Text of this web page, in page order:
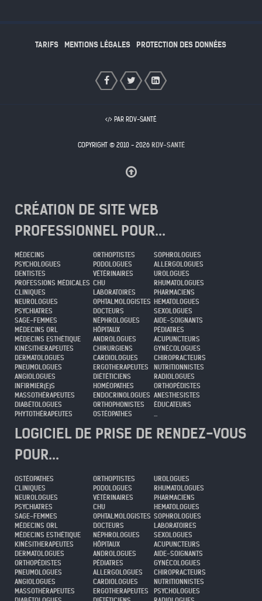
TARIFS MENTIONS LÉGALES PROTECTION DES DONNÉES
PAR RDV-SANTÉ
COPYRIGHT © 2010 - 2026 RDV-SANTÉ
CRÉATION DE SITE WEB
PROFESSIONNEL POUR...
MÉDECINS
PSYCHOLOGUES
DENTISTES
PROFESSIONS MÉDICALES
CLINIQUES
NEUROLOGUES
PSYCHIATRES
SAGE-FEMMES
MÉDECINS ORL
MÉDECINS ESTHÉTIQUE
KINÉSITHERAPEUTES
DERMATOLOGUES
PNEUMOLOGUES
ANGIOLOGUES
INFIRMIER(E)S
MASSOTHÉRAPEUTES
DIABÉTOLOGUES
PHYTOTHÉRAPEUTES
ORTHOPTISTES
PODOLOGUES
VÉTÉRINAIRES
CHU
LABORATOIRES
OPHTALMOLOGISTES
DOCTEURS
NÉPHROLOGUES
HÔPITAUX
ANDROLOGUES
CHIRURGIENS
CARDIOLOGUES
ERGOTHERAPEUTES
DIÉTÉTICIENS
HOMÉOPATHES
ENDOCRINOLOGUES
ORTHOPHONISTES
OSTÉOPATHES
SOPHROLOGUES
ALLERGOLOGUES
UROLOGUES
RHUMATOLOGUES
PHARMACIENS
HEMATOLOGUES
SEXOLOGUES
AIDE-SOIGNANTS
PÉDIATRES
ACUPUNCTEURS
GYNÉCOLOGUES
CHIROPRACTEURS
NUTRITIONNISTES
RADIOLOGUES
ORTHOPÉDISTES
ANESTHESISTES
ÉDUCATEURS
...
LOGICIEL DE PRISE DE RENDEZ-VOUS
POUR...
OSTÉOPATHES
CLINIQUES
NEUROLOGUES
PSYCHIATRES
SAGE-FEMMES
MÉDECINS ORL
MÉDECINS ESTHÉTIQUE
KINÉSITHERAPEUTES
DERMATOLOGUES
ORTHOPÉDISTES
PNEUMOLOGUES
ANGIOLOGUES
MASSOTHÉRAPEUTES
ORTHOPTISTES
PODOLOGUES
VÉTÉRINAIRES
CHU
OPHTALMOLOGISTES
DOCTEURS
NÉPHROLOGUES
HÔPITAUX
ANDROLOGUES
PÉDIATRES
ALLERGOLOGUES
CARDIOLOGUES
ERGOTHERAPEUTES
UROLOGUES
RHUMATOLOGUES
PHARMACIENS
HEMATOLOGUES
SOPHROLOGUES
LABORATOIRES
SEXOLOGUES
ACUPUNCTEURS
AIDE-SOIGNANTS
GYNÉCOLOGUES
CHIROPRACTEURS
NUTRITIONNISTES
PSYCHOLOGUES